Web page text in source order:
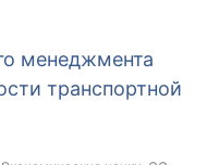
менеджмента
транспортной